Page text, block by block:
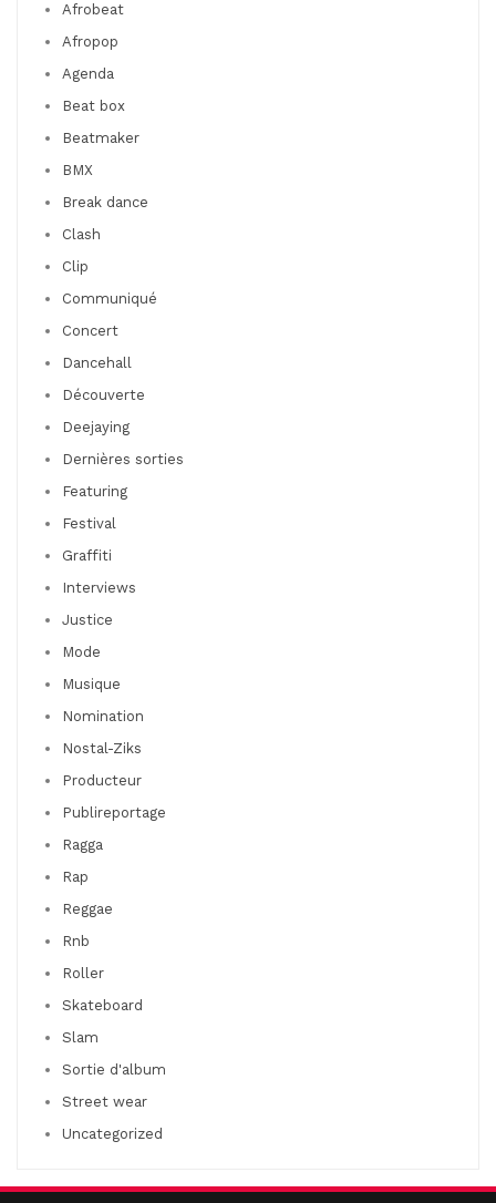
Afrobeat
Afropop
Agenda
Beat box
Beatmaker
BMX
Break dance
Clash
Clip
Communiqué
Concert
Dancehall
Découverte
Deejaying
Dernières sorties
Featuring
Festival
Graffiti
Interviews
Justice
Mode
Musique
Nomination
Nostal-Ziks
Producteur
Publireportage
Ragga
Rap
Reggae
Rnb
Roller
Skateboard
Slam
Sortie d'album
Street wear
Uncategorized